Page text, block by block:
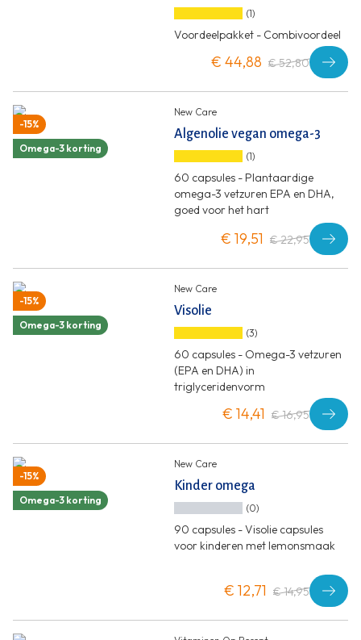
(1)
Voordeelpakket - Combivoordeel
€ 44,88 € 52,80
-15%
Omega-3 korting
New Care
Algenolie vegan omega-3
(1)
60 capsules - Plantaardige
omega-3 vetzuren EPA en DHA,
goed voor het hart
€ 19,51 € 22,95
-15%
Omega-3 korting
New Care
Visolie
(3)
60 capsules - Omega-3 vetzuren
(EPA en DHA) in
triglyceridenvorm
€ 14,41 € 16,95
-15%
Omega-3 korting
New Care
Kinder omega
(0)
90 capsules - Visolie capsules
voor kinderen met lemonsmaak
€ 12,71 € 14,95